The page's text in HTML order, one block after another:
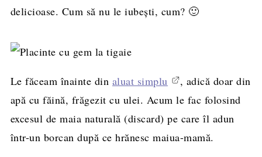
delicioase. Cum să nu le iubești, cum? 🙂
Le făceam înainte din aluat simplu
, adică doar din
apă cu făină, frăgezit cu ulei. Acum le fac folosind
excesul de maia naturală (discard) pe care îl adun
într-un borcan după ce hrănesc maiua-mamă.